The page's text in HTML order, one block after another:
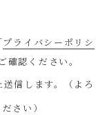
プライバシーポリシ
確認ください。
信します。（よろ
さい）